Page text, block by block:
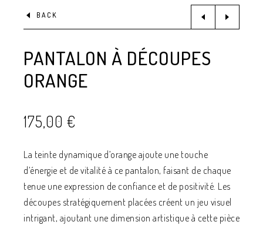
BACK
PANTALON À DÉCOUPES
ORANGE
175,00 €
La teinte dynamique d’orange ajoute une touche
d’énergie et de vitalité à ce pantalon, faisant de chaque
tenue une expression de confiance et de positivité. Les
découpes stratégiquement placées créent un jeu visuel
intrigant, ajoutant une dimension artistique à cette pièce